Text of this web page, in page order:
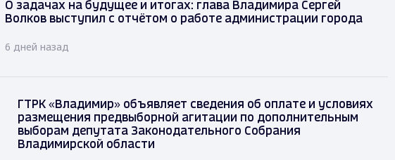
О задачах на будущее и итогах: глава Владимира Сергей
Волков выступил с отчётом о работе администрации города
6 дней назад
ГТРК «Владимир» объявляет сведения об оплате и условиях
размещения предвыборной агитации по дополнительным
выборам депутата Законодательного Собрания
Владимирской области